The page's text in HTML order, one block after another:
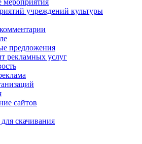
мероприятия
учреждений культуры
предложения
рекламных услуг
сайтов
скачивания